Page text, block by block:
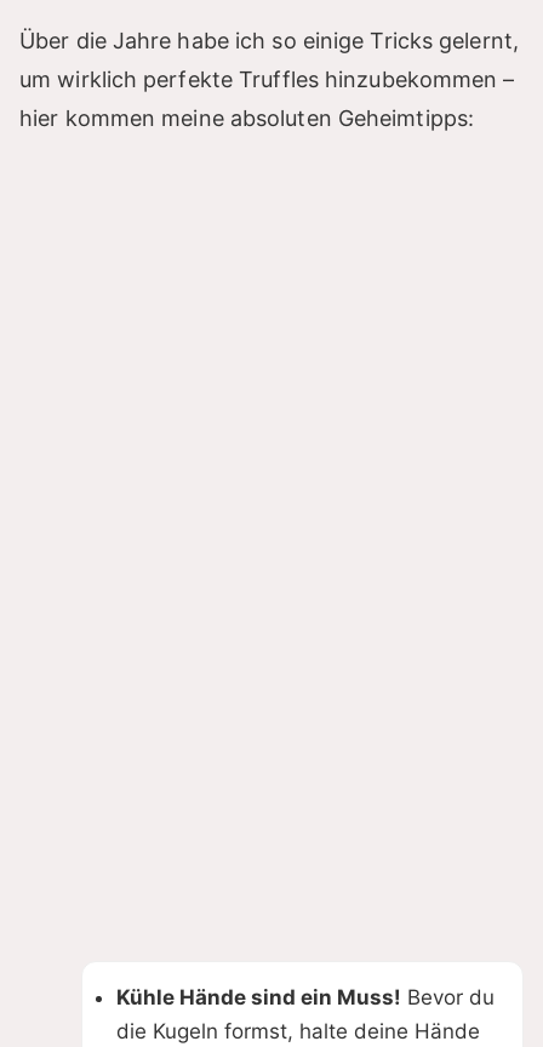
Über die Jahre habe ich so einige Tricks gelernt,
um wirklich perfekte Truffles hinzubekommen –
hier kommen meine absoluten Geheimtipps:
Kühle Hände sind ein Muss! Bevor du
die Kugeln formst, halte deine Hände